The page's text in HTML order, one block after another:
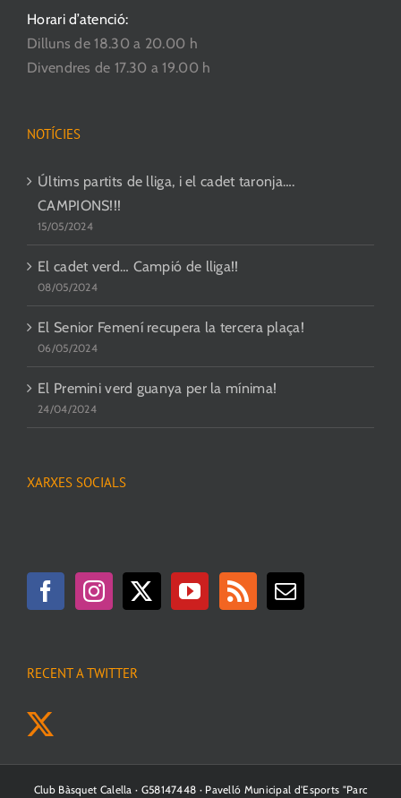
Horari d’atenció:
Dilluns de 18.30 a 20.00 h
Divendres de 17.30 a 19.00 h
NOTÍCIES
Últims partits de lliga, i el cadet taronja….
CAMPIONS!!!
15/05/2024
El cadet verd… Campió de lliga!!
08/05/2024
El Senior Femení recupera la tercera plaça!
06/05/2024
El Premini verd guanya per la mínima!
24/04/2024
XARXES SOCIALS
RECENT A TWITTER
Club Bàsquet Calella · G58147448 · Pavelló Municipal d'Esports "Parc